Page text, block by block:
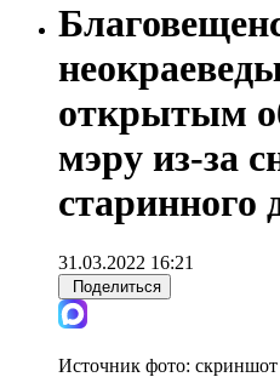
открытым
мэру из-за
старинного
31.03.2022 16:21
Поделиться
Источник фото: скриншот